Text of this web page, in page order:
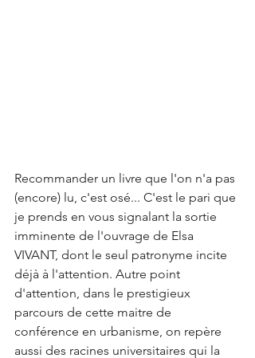
Recommander un livre que l'on n'a pas
(encore) lu, c'est osé... C'est le pari que
je prends en vous signalant la sortie
imminente de l'ouvrage de Elsa
VIVANT, dont le seul patronyme incite
déjà à l'attention. Autre point
d'attention, dans le prestigieux
parcours de cette maitre de
conférence en urbanisme, on repère
aussi des racines universitaires qui la